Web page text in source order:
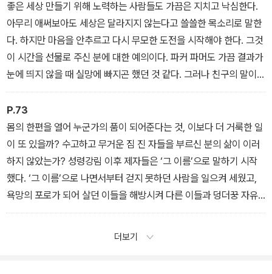
좋은 세상 만들기 위해 노력하는 사람들도 가끔은 지치고 낙심한다.
아무리 애써보아도 세상은 달라지지 않는다고 쓸쓸한 목소리로 말한
다. 하지만 마음을 안추르고 다시 무모한 도전을 시작해야 한다. 그것
이 시간을 선물로 주신 분에 대한 예의이다. 파커 파머도 가끔 결과가
눈에 띄지 않을 때 실망에 빠지곤 했던 것 같다. 그러나 친구의 말이
그를 다시 일으켜 세웠다. “나는 얼마나 실적을 올리고 있는지 자문한
적이 한 번도 없고, 내가 신실한지 여부만 물어왔다.” 우리 내면에 세
상의 어떤 어둠으로도 지울 수 없는 빛이 스며들면 좋겠다.
P.73
몸의 한편을 열어 누군가의 품이 되어준다는 것, 이보다 더 거룩한 일
이 또 있을까? 수고하고 무거운 짐 진 자들을 부르신 분의 삶이 이러
하지 않았는가? 성령강림 이후 제자들은 ‘그 이름’으로 말하기 시작
했다. ‘그 이름’으로 나면서부터 걷지 못하던 사람을 일으켜 세웠고,
욕망의 포로가 되어 살던 이들을 해방시켜 다른 이들과 덩더꿍 자유
의 춤을 출 줄 아는 이들로 만들었다. 굳은 몸을 이리저리 틀어 소나무
더보기